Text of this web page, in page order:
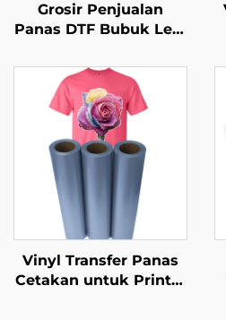
Grosir Penjualan
Panas DTF Bubuk Lem
Pencetakan Transfer
Panas Pakaian
Vinyl Transfer Panas
Cetakan untuk Printer